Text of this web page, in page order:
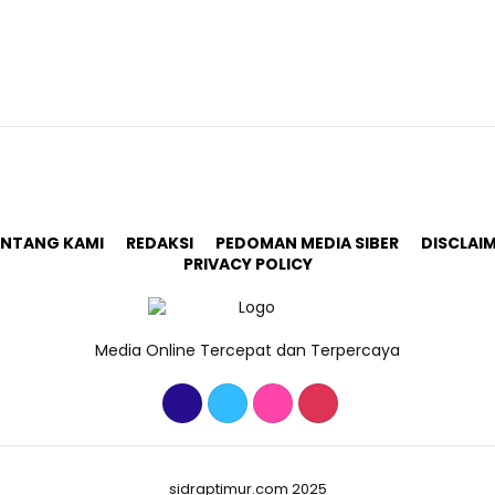
KAMI REDAKSI PEDOMAN MEDIA SIBER
PRIVACY POLICY
Media Online Tercepat dan Terpercaya
sidraptimur.com 2025